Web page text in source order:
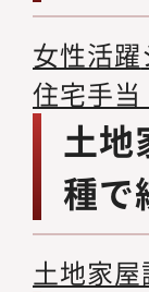
女性活躍
住宅手
土地
種で
土地家